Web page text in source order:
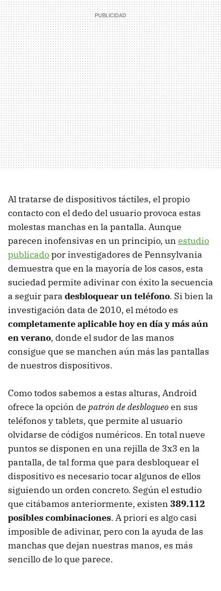
Al tratarse de dispositivos táctiles, el propio
contacto con el dedo del usuario provoca estas
molestas manchas en la pantalla. Aunque
parecen inofensivas en un principio, un estudio
publicadopor investigadores de Pennsylvania
demuestra que en la mayoría de los casos, esta
suciedad permite adivinar con éxito la secuencia
a seguir para desbloquear un teléfono. Si bien la
investigación data de 2010, el método es
completamente aplicable hoy en día y más aún
en verano, donde el sudor de las manos
consigue que se manchen aún más las pantallas
de nuestros dispositivos.
Como todos sabemos a estas alturas, Android
ofrece la opción de patrón de desbloqueoen sus
teléfonos y tablets, que permite al usuario
olvidarse de códigos numéricos. En total nueve
puntos se disponen en una rejilla de 3x3 en la
pantalla, de tal forma que para desbloquear el
dispositivo es necesario tocar algunos de ellos
siguiendo un orden concreto. Según el estudio
que citábamos anteriormente, existen 389.112
posibles combinaciones. A priori es algo casi
imposible de adivinar, pero con la ayuda de las
manchas que dejan nuestras manos, es más
sencillo de lo que parece.